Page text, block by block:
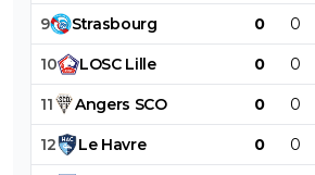
9 Strasbourg 0 0
10 LOSC Lille 0 0
11 Angers SCO 0 0
12 Le Havre 0 0